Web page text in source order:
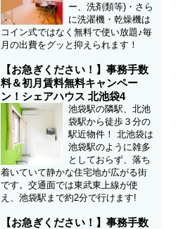
ー、洗剤類等)・さら
に洗濯機・乾燥機は
コイン式ではなく無料で使い放題♪毎
月の出費をグッと抑えられます！
【お急ぎください！】事務手数
料＆初月賃料無料キャンペー
ン！シェアハウス 北池袋4
池袋駅の隣駅、北池
袋駅から徒歩３分の
駅近物件！ 北池袋は
池袋駅のように雑多
としておらず、落ち
着いていて静かな住宅地が広がる街
です。交通面では東武東上線が使
え、池袋駅まで約2分で行けます!
【お急ぎください！】事務手数